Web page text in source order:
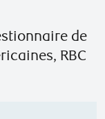
de
RBC